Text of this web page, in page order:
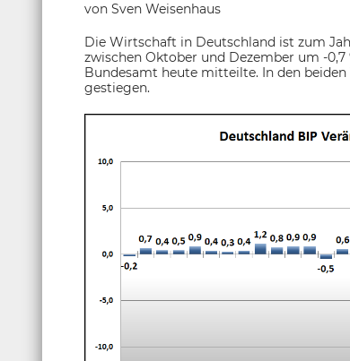
von Sven Weisenhaus
Die Wirtschaft in Deutschland ist zum
zwischen Oktober und Dezember um -
Bundesamt heute mitteilte. In den beiden
gestiegen.